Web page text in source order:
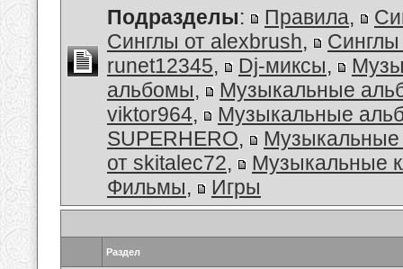
Подразделы: Правила,
Синглы от alexbrush,
Синглы
runet12345, Dj-миксы,
альбомы,
Музыкальные
viktor964,
Музыкальные
SUPERHERO,
от skitalec72,
Музыкальные
Фильмы, Игры
Раздел